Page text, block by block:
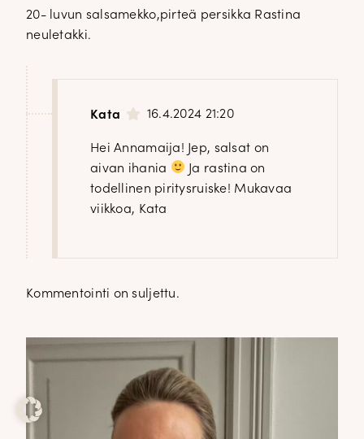
20- luvun salsamekko,pirteä persikka Rastina
neuletakki.
Kata 16.4.2024 21:20
Hei Annamaija! Jep, salsat on
aivan ihania
Ja rastina on
todellinen piritysruiske! Mukavaa
viikkoa, Kata
Kommentointi on suljettu.